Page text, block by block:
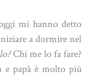
mi hanno detto
a dormire nel
Chi me lo fa fare?
papà è molto più